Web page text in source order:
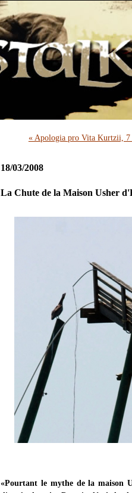
« Apologia pro Vita Kurtzii, 7
18/03/2008
La Chute de la Maison Usher
«Pourtant le mythe de la maison